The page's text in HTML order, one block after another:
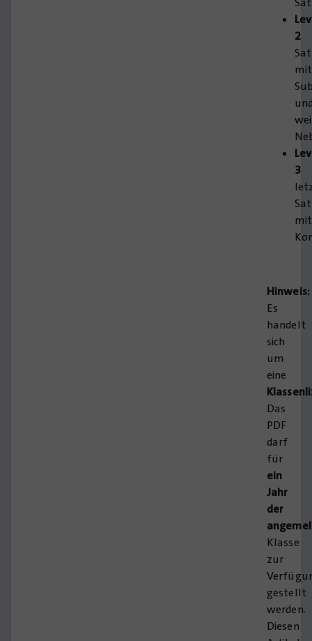
2
mit
3
mit
Hinweis:
Es
handelt
sich
um
eine
Das
PDF
darf
für
ein
Jahr
der
Klasse
zur
gestellt
werden.
Diesen